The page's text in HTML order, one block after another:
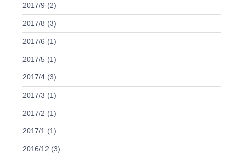
2017/9 (2)
2017/8 (3)
2017/6 (1)
2017/5 (1)
2017/4 (3)
2017/3 (1)
2017/2 (1)
2017/1 (1)
2016/12 (3)